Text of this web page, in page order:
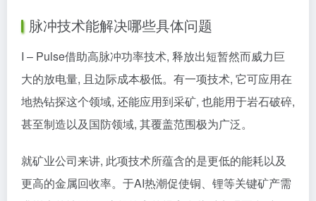
脉冲技术能解决哪些具体问题
I – Pulse借助高脉冲功率技术, 释放出短暂然而威力巨
大的放电量, 且边际成本极低。有一项技术, 它可应用在
地热钻探这个领域, 还能应用到采矿, 也能用于岩石破碎,
甚至制造以及国防领域, 其覆盖范围极为广泛。
就矿业公司来讲, 此项技术所蕴含的是更低的能耗以及
更高的金属回收率。于AI热潮促使铜、锂等关键矿产需